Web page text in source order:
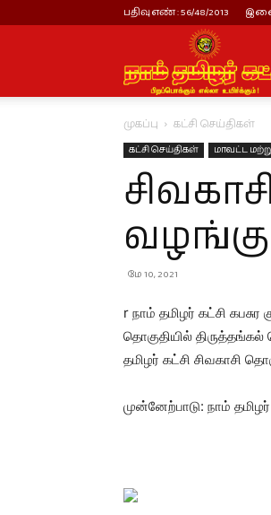
பதிவு எண் : 56/48/2013
முகப்பு கட்சி செய்திகள்
கட்சி செய்திகள் மாவட்ட
மே 10, 2021
r நாம் தமிழர் கட்சி
தொகுதியில் திருத்தங்கல்
தமிழர் கட்சி சிவகாசி
முன்னேற்பாடு: நாம்